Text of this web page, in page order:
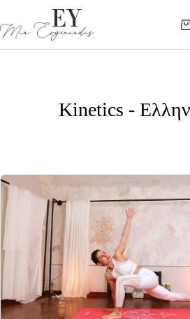
Kinetics -